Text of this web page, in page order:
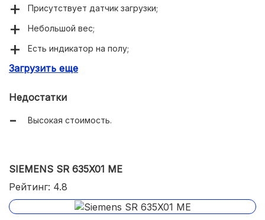
Присутствует датчик загрузки;
Небольшой вес;
Есть индикатор на полу;
Не забыт сенсор чистой воды;
Не очень высокий уровень шума;
Экономный расход воды;
Хорошая вместительность.
Загрузить еще
Недостатки
Высокая стоимость.
SIEMENS SR 635X01 ME
Рейтинг: 4.8